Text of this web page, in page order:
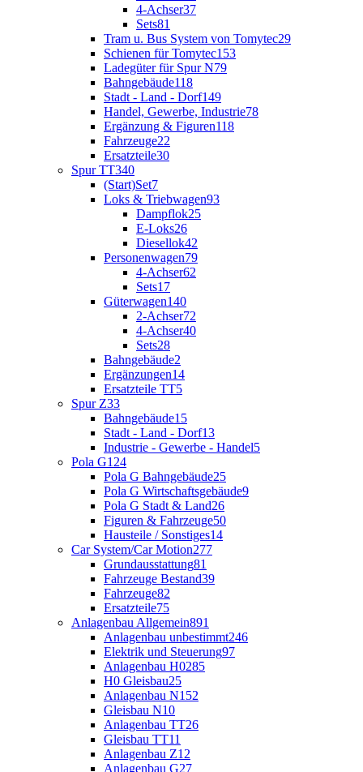
4-Achser37
Sets81
Tram u. Bus System von Tomytec29
Schienen für Tomytec153
Ladegüter für Spur N79
Bahngebäude118
Stadt - Land - Dorf149
Handel, Gewerbe, Industrie78
Ergänzung & Figuren118
Fahrzeuge22
Ersatzteile30
Spur TT340
(Start)Set7
Loks & Triebwagen93
Dampflok25
E-Loks26
Diesellok42
Personenwagen79
4-Achser62
Sets17
Güterwagen140
2-Achser72
4-Achser40
Sets28
Bahngebäude2
Ergänzungen14
Ersatzteile TT5
Spur Z33
Bahngebäude15
Stadt - Land - Dorf13
Industrie - Gewerbe - Handel5
Pola G124
Pola G Bahngebäude25
Pola G Wirtschaftsgebäude9
Pola G Stadt & Land26
Figuren & Fahrzeuge50
Hausteile / Sonstiges14
Car System/Car Motion277
Grundausstattung81
Fahrzeuge Bestand39
Fahrzeuge82
Ersatzteile75
Anlagenbau Allgemein891
Anlagenbau unbestimmt246
Elektrik und Steuerung97
Anlagenbau H0285
H0 Gleisbau25
Anlagenbau N152
Gleisbau N10
Anlagenbau TT26
Gleisbau TT11
Anlagenbau Z12
Anlagenbau G27